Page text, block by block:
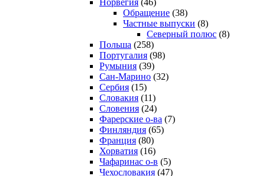
Обращение (38)
Частные выпуски (8)
Северный полюс (8)
Польша (258)
Португалия (98)
Румыния (39)
Сан-Марино (32)
Сербия (15)
Словакия (11)
Словения (24)
Фарерские о-ва (7)
Финляндия (65)
Франция (80)
Хорватия (16)
Чафаринас о-в (5)
Чехословакия (47)